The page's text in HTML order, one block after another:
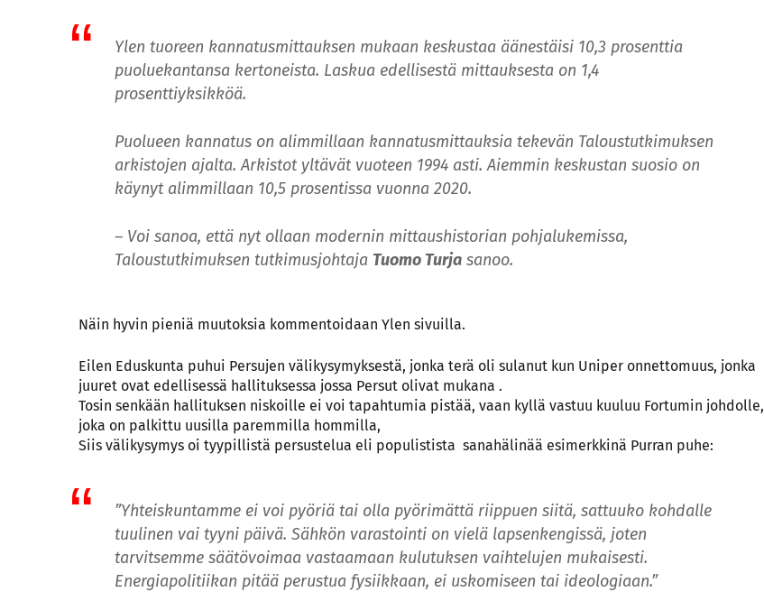
Ylen tuoreen kannatusmittauksen mukaan keskustaa äänestäisi 10,3 prosenttia
puoluekantansa kertoneista. Laskua edellisestä mittauksesta on 1,4
prosenttiyksikköä.
Puolueen kannatus on alimmillaan kannatusmittauksia tekevän Taloustutkimuksen
arkistojen ajalta. Arkistot yltävät vuoteen 1994 asti. Aiemmin keskustan suosio on
käynyt alimmillaan 10,5 prosentissa vuonna 2020.
– Voi sanoa, että nyt ollaan modernin mittaushistorian pohjalukemissa,
Taloustutkimuksen tutkimusjohtaja Tuomo Turja sanoo.
Näin hyvin pieniä muutoksia kommentoidaan Ylen sivuilla.
Eilen Eduskunta puhui Persujen välikysymyksestä, jonka terä oli sulanut kun Uniper onnettomuus, jonka
juuret ovat edellisessä hallituksessa jossa Persut olivat mukana .
Tosin senkään hallituksen niskoille ei voi tapahtumia pistää, vaan kyllä vastuu kuuluu Fortumin johdolle,
joka on palkittu uusilla paremmilla hommilla,
Siis välikysymys oi tyypillistä persustelua eli populistista sanahälinää esimerkkinä Purran puhe:
”Yhteiskuntamme ei voi pyöriä tai olla pyörimättä riippuen siitä, sattuuko kohdalle
tuulinen vai tyyni päivä. Sähkön varastointi on vielä lapsenkengissä, joten
tarvitsemme säätövoimaa vastaamaan kulutuksen vaihtelujen mukaisesti.
Energiapolitiikan pitää perustua fysiikkaan, ei uskomiseen tai ideologiaan.”